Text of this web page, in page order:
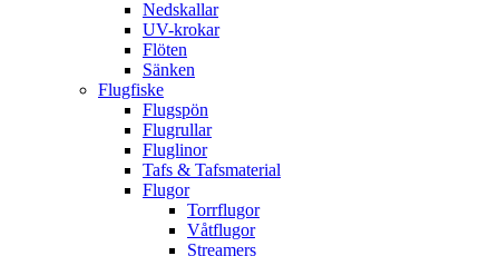
Nedskallar
UV-krokar
Flöten
Sänken
Flugfiske
Flugspön
Flugrullar
Fluglinor
Tafs & Tafsmaterial
Flugor
Torrflugor
Våtflugor
Streamers